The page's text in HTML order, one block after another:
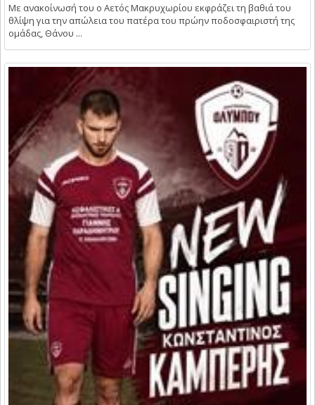
Με ανακοίνωσή του ο Αετός Μακρυχωρίου εκφράζει τη βαθιά του
θλίψη για την απώλεια του πατέρα του πρώην ποδοσφαιριστή της
ομάδας, Θάνου ...